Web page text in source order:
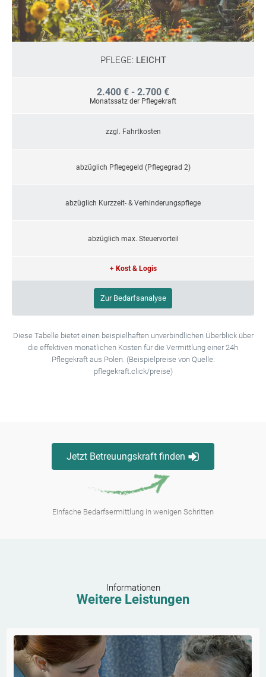
PFLEGE: LEICHT
2.400 € - 2.700 €
Monatssatz der Pflegekraft
zzgl. Fahrtkosten
abzüglich Pflegegeld (Pflegegrad 2)
abzüglich Kurzzeit- & Verhinderungspflege
abzüglich max. Steuervorteil
+ Kost & Logis
Zur Bedarfsanalyse
Diese Tabelle bietet einen beispielhaften unverbindlichen Überblick über
die effektiven monatlichen Kosten für die Vermittlung einer 24h
Pflegekraft aus Polen. (Beispielpreise von Quelle:
pflegekraft.click/preise)
Jetzt Betreuungskraft finden
Einfache Bedarfsermittlung in wenigen Schritten
Informationen
Weitere Leistungen